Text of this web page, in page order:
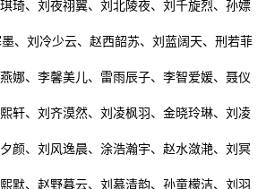
、刘夜祤翼、刘北陵夜、刘千旋烈、孙嫖
、刘冷少云、赵西韶苏、刘蓝阔天、刑若菲
、李馨美儿、雷雨辰子、李智爱媛、聂仪
、刘齐漠然、刘凌枫羽、金晓玲琳、刘凌
、刘风逸晨、涂浩瀚宇、赵水潋滟、刘冥
、赵野暮云、刘慕清韵、孙童檬洁、刘羽